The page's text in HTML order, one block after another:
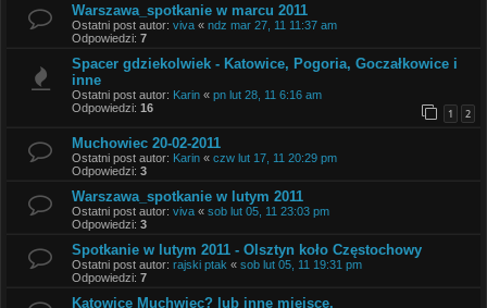
Warszawa_spotkanie w marcu 2011
Ostatni post autor: viva « ndz mar 27, 11 11:37 am
Odpowiedzi: 7
Spacer gdziekolwiek - Katowice, Pogoria, Goczałkowice i
inne
Ostatni post autor: Karin « pn lut 28, 11 6:16 am
Odpowiedzi: 16 1 2
Muchowiec 20-02-2011
Ostatni post autor: Karin « czw lut 17, 11 20:29 pm
Odpowiedzi: 3
Warszawa_spotkanie w lutym 2011
Ostatni post autor: viva « sob lut 05, 11 23:03 pm
Odpowiedzi: 3
Spotkanie w lutym 2011 - Olsztyn koło Częstochowy
Ostatni post autor: rajski ptak « sob lut 05, 11 19:31 pm
Odpowiedzi: 7
Katowice Muchwiec? lub inne miejsce.